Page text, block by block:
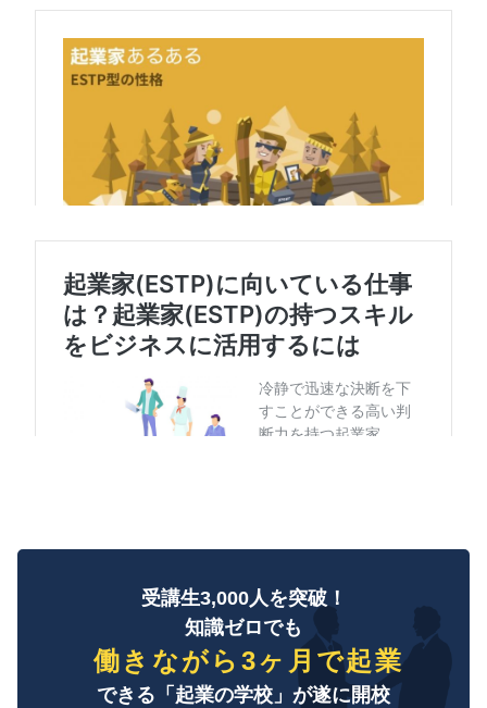
受講生3,000人を突破！
知識ゼロでも
働きながら3ヶ月で起業
できる「起業の学校」が遂に開校